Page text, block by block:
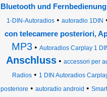
Bluetooth und Fernbedienung
1-DIN-Autoradios • autoradio 1DIN
con telecamere posteriori,
MP3• Autoradios Carplay 1
Anschluss• accessori per
Radios • 1 DIN Autoradios
posteriore • autoradio android •